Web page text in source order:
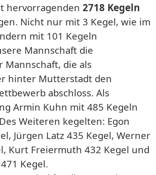
hervorragenden 2718 Kegeln
Nicht nur mit 3 Kegel, wie im
mit 101 Kegeln
Mannschaft die
Mannschaft, die als
hinter Mutterstadt den
abschloss. Als
Armin Kuhn mit 485 Kegeln
Weiteren kegelten: Egon
Jürgen Latz 435 Kegel, Werner
Kurt Freiermuth 432 Kegel und
Kegel.